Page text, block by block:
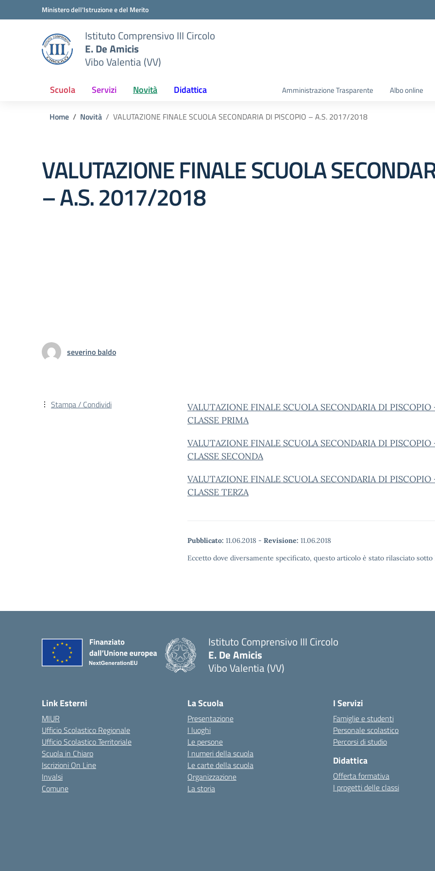
Vai ai contenuti
Vai al menu di navigazioneMinistero dell'Istruzione e del Merito
Istituto Comprensivo III Circolo
E. De Amicis
Vibo Valentia (VV)
Scuola Servizi Novità Didattica Amministrazione Trasparente Albo online
Home Novità VALUTAZIONE FINALE SCUOLA SECONDARIA DI PISCOPIO – A.S. 2017/2018
VALUTAZIONE FINALE SCUOLA
– A.S. 2017/2018
severino baldo
VALUTAZIONE FINALE SCUOLA SECONDARIA DI PISCOPIO
CLASSE PRIMA
VALUTAZIONE FINALE SCUOLA SECONDARIA DI PISCOPIO
CLASSE SECONDA
VALUTAZIONE FINALE SCUOLA SECONDARIA DI PISCOPIO
CLASSE TERZA
Pubblicato: 11.06.2018 - Revisione: 11.06.2018
Eccetto dove diversamente specificato, questo articolo è stato rilasciato
Stampa / Condividi
Istituto Comprensivo III Circolo
E. De Amicis
Vibo Valentia (VV)
Link Esterni
MIUR
Ufficio Scolastico Regionale
Ufficio Scolastico Territoriale
Scuola in Chiaro
Iscrizioni On Line
Invalsi
Comune
La Scuola
Presentazione
I luoghi
Le persone
I numeri della scuola
Le carte della scuola
Organizzazione
La storia
I Servizi
Famiglie e studenti
Personale scolastico
Percorsi di studio
Didattica
Offerta formativa
I progetti delle classi